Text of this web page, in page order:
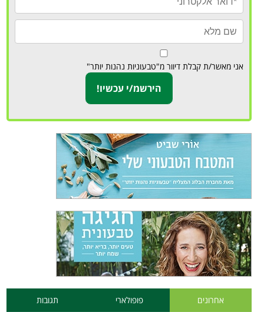
אני מאשר/ת קבלת דיוור מ"טבעוניות נהנות יותר"
אחרונים פופולארי תגובות